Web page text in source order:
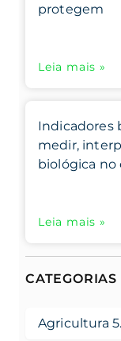
protegem
Leia mais »
Indicadores
medir,
biológica no
Leia mais »
CATEGORIAS
Agricultura